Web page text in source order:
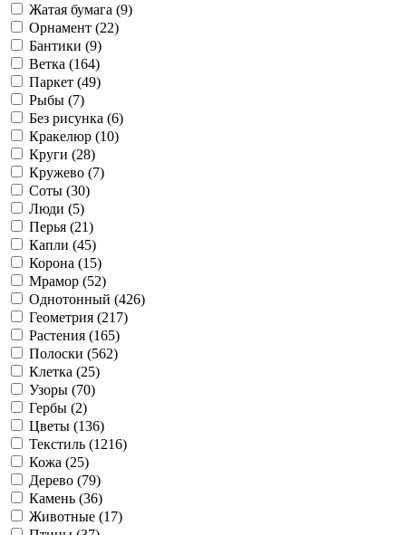
Жатая бумага (9)
Орнамент (22)
Бантики (9)
Ветка (164)
Паркет (49)
Рыбы (7)
Без рисунка (6)
Кракелюр (10)
Круги (28)
Кружево (7)
Соты (30)
Люди (5)
Перья (21)
Капли (45)
Корона (15)
Мрамор (52)
Однотонный (426)
Геометрия (217)
Растения (165)
Полоски (562)
Клетка (25)
Узоры (70)
Гербы (2)
Цветы (136)
Текстиль (1216)
Кожа (25)
Дерево (79)
Камень (36)
Животные (17)